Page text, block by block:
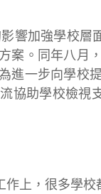
加強學校層
。同年八月
一步向學校
協助學校檢
，很多學校